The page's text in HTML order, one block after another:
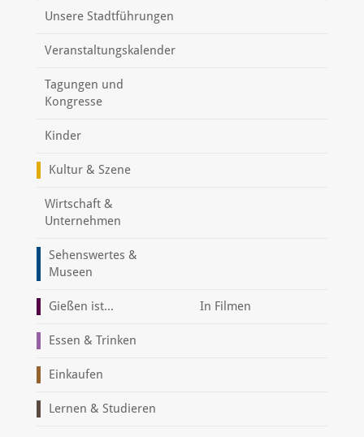
Unsere Stadtführungen
Veranstaltungskalender
Tagungen und
Kongresse
Kinder
Kultur & Szene
Wirtschaft &
Unternehmen
Sehenswertes &
Museen
Gießen ist... In Filmen
Essen & Trinken
Einkaufen
Lernen & Studieren